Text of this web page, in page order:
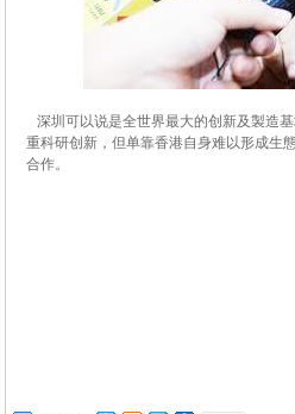
深圳可以说是全世界最大的创新及製造
重科研创新，但单靠香港自身难以形成生
合作。